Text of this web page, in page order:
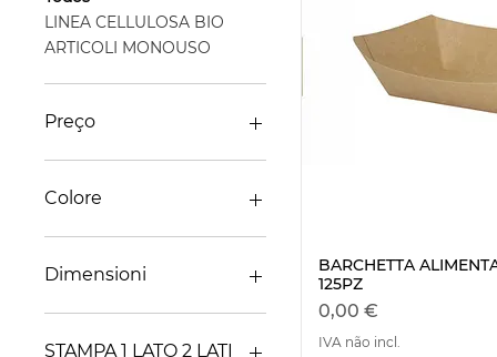
LINEA CELLULOSA BIO
ARTICOLI MONOUSO
Preço
€ 0
Colore
Avana
BIANCO
Dimensioni
CM.12 COD.16730
CM.21 COD.84408
STAMPA 1 LATO 2 LATI
BARCHETTA
125PZ
Preço
0,00 €
IVA não incl.